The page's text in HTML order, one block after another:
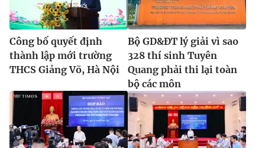
® Cấm sao chép dưới mọi hình thức nếu không có sự chấp
thuận bằng văn bản. Ghi rõ nguồn VTV.vn khi phát hành lại
thông tin từ website này.
Công bố quyết định
thành lập mới trường
THCS Giảng Võ, Hà Nội
Bộ GD&ĐT lý giải vì sao
328 thí sinh Tuyên
Quang phải thi lại toàn
bộ các môn